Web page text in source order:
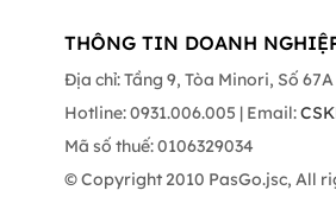
THÔNG TIN DOANH
Địa chỉ: Tầng 9, Tòa Minori, Số
Hotline: 0931.006.005 | Email:
Mã số thuế: 0106329034
© Copyright 2010 PasGo.jsc, All